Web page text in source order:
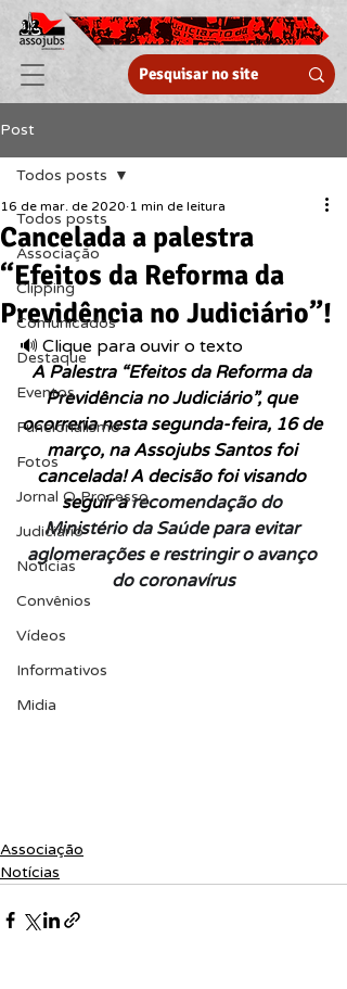
Post
Todos posts
Associação
Clipping
Comunicados
Destaque
Eventos
Funcionalismo
Fotos
Jornal O Processo
Judiciário
Notícias
Convênios
Vídeos
Informativos
Midia
Todos posts
Cancelada a palestra
“Efeitos da Reforma da
Previdência no Judiciário”!
16 de mar. de 2020 1 min de leitura
🔊 Clique para ouvir o texto
A Palestra “Efeitos da Reforma da
Previdência no Judiciário”, que
ocorreria nesta segunda-feira, 16 de
março, na Assojubs Santos foi
cancelada! A decisão foi visando
seguir a recomendação do
Ministério da Saúde para evitar
aglomerações e restringir o avanço
do coronavírus
Associação
Notícias